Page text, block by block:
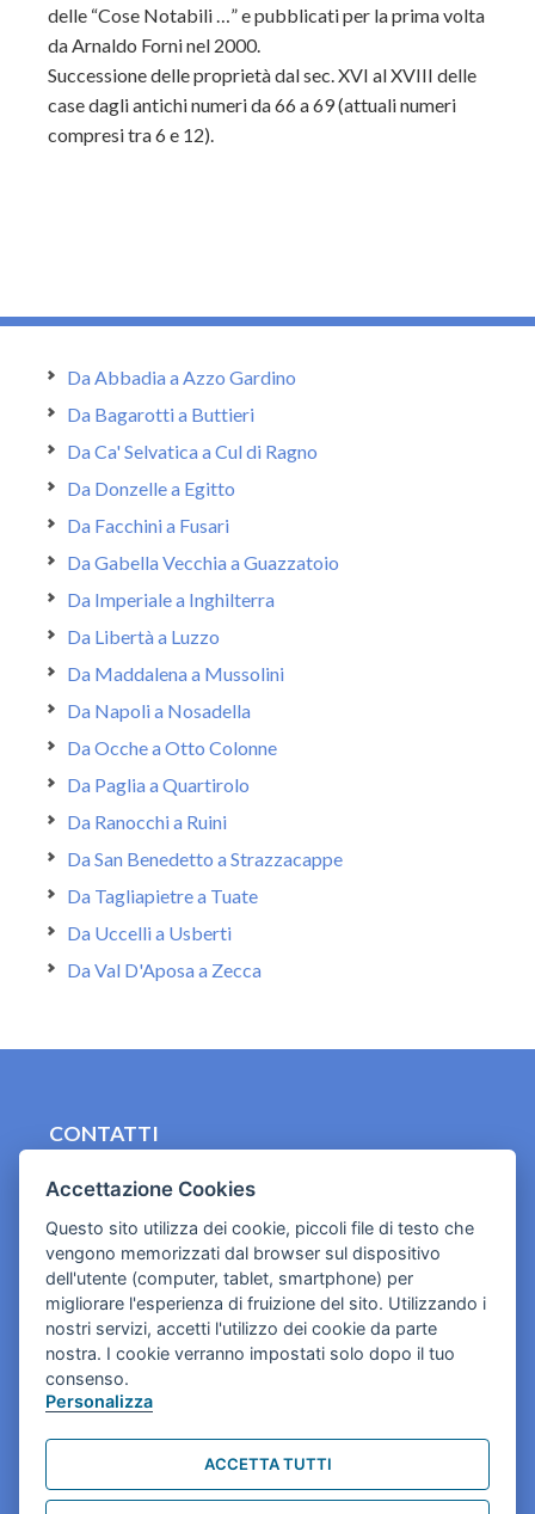
delle “Cose Notabili …” e pubblicati per la prima volta
da Arnaldo Forni nel 2000.
Successione delle proprietà dal sec. XVI al XVIII delle
case dagli antichi numeri da 66 a 69 (attuali numeri
compresi tra 6 e 12).
Da Abbadia a Azzo Gardino
Da Bagarotti a Buttieri
Da Ca' Selvatica a Cul di Ragno
Da Donzelle a Egitto
Da Facchini a Fusari
Da Gabella Vecchia a Guazzatoio
Da Imperiale a Inghilterra
Da Libertà a Luzzo
Da Maddalena a Mussolini
Da Napoli a Nosadella
Da Ocche a Otto Colonne
Da Paglia a Quartirolo
Da Ranocchi a Ruini
Da San Benedetto a Strazzacappe
Da Tagliapietre a Tuate
Da Uccelli a Usberti
Da Val D'Aposa a Zecca
CONTATTI
Cookies e informativa privacy
Accettazione Cookies
Questo sito utilizza dei cookie, piccoli file di testo che
vengono memorizzati dal browser sul dispositivo
dell'utente (computer, tablet, smartphone) per
migliorare l'esperienza di fruizione del sito. Utilizzando i
nostri servizi, accetti l'utilizzo dei cookie da parte
nostra. I cookie verranno impostati solo dopo il tuo
consenso.
Personalizza
ACCETTA TUTTI